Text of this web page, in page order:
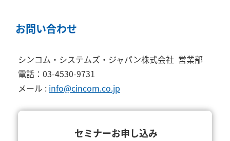
お問い合わせ
シンコム・システムズ・ジャパン株式会社 営業部
電話：03-4530-9731
メール : info@cincom.co.jp
セミナーお申し込み